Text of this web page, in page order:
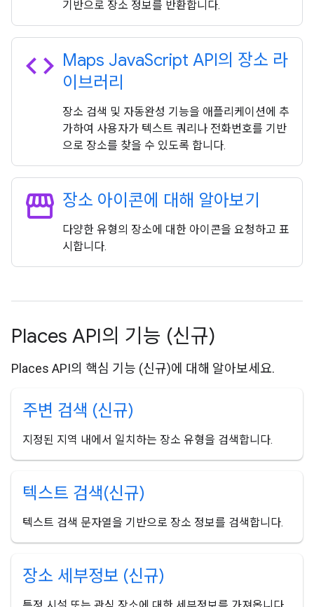
기반으로 장소 정보를 반환합니다.
code Maps JavaScript API의 장소 라
이브러리
장소 검색 및 자동완성 기능을 애플리케이션에 추
가하여 사용자가 텍스트 쿼리나 전화번호를 기반
으로 장소를 찾을 수 있도록 합니다.
storefront 장소 아이콘에 대해 알아보기
다양한 유형의 장소에 대한 아이콘을 요청하고 표
시합니다.
Places API의 기능 (신규)
Places API의 핵심 기능 (신규)에 대해 알아보세요.
주변 검색 (신규)
지정된 지역 내에서 일치하는 장소 유형을 검색합니다.
텍스트 검색(신규)
텍스트 검색 문자열을 기반으로 장소 정보를 검색합니다.
장소 세부정보 (신규)